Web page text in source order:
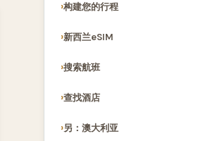
构建您的行程
新西兰eSIM
搜索航班
查找酒店
另：澳大利亚